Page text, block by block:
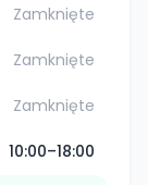
Zamknięte
Zamknięte
Zamknięte
10:00–18:00